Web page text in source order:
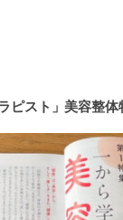
ピスト」美容整体